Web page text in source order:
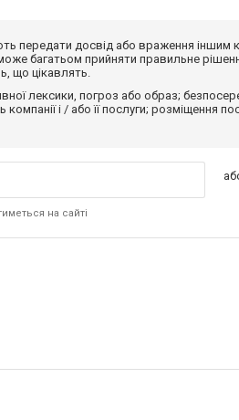
передати досвід або враження
багатьом прийняти правильне
що цікавлять.
лексики, погроз або образ;
і / або її послуги; розміщення
на сайті